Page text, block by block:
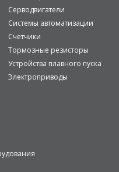
Серводвигатели
Системы автоматизации
Счетчики
Тормозные резисторы
Устройства плавного пуска
Электроприводы